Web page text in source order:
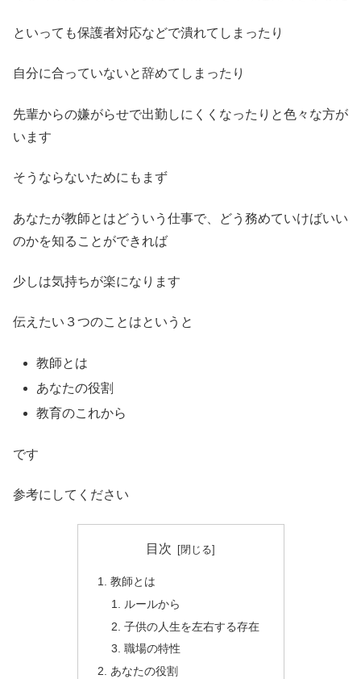
といっても保護者対応などで潰れてしまったり
自分に合っていないと辞めてしまったり
先輩からの嫌がらせで出勤しにくくなったりと色々な方が
います
そうならないためにもまず
あなたが教師とはどういう仕事で、どう務めていけばいい
のかを知ることができれば
少しは気持ちが楽になります
伝えたい３つのことはというと
教師とは
あなたの役割
教育のこれから
です
参考にしてください
目次
教師とは
ルールから
子供の人生を左右する存在
職場の特性
あなたの役割